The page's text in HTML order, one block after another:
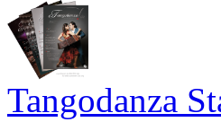
Tangodanza